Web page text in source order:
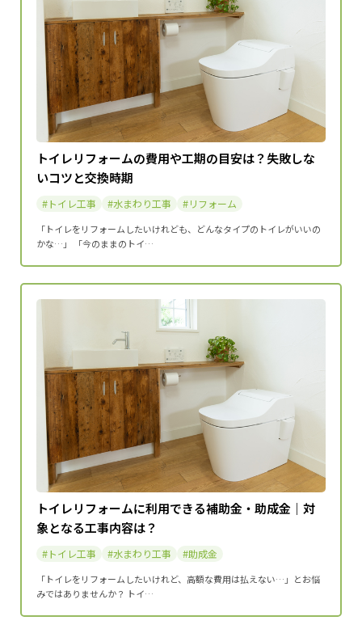
トイレリフォームの費用や工期の目安は？失敗しな
いコツと交換時期
トイレ工事 水まわり工事 リフォーム
「トイレをリフォームしたいけれども、どんなタイプのトイレがいいの
かな…」 「今のままのトイ…
トイレリフォームに利用できる補助金・助成金｜対
象となる工事内容は？
トイレ工事 水まわり工事 助成金
「トイレをリフォームしたいけれど、高額な費用は払えない…」とお悩
みではありませんか？ トイ…